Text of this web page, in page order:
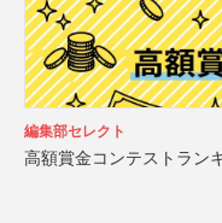
編集部セレクト
高額賞金コンテストラン